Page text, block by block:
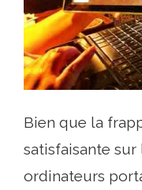
Bien que la
satisfaisante
ordinateurs